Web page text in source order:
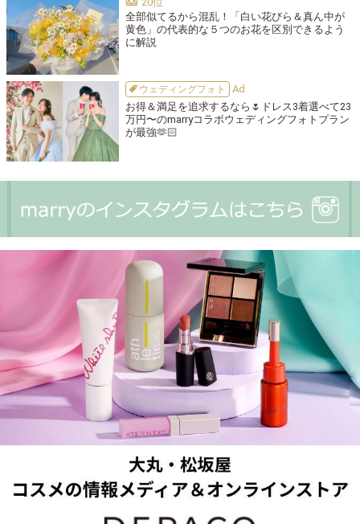
全部似てるから混乱！「白い花びら＆真ん中が
黄色」の代表的な５つのお花を区別できるよう
に解説
ウェディングフォト
お得＆満足を追求するなら🌷ドレス3着選べて23
万円〜のmarryコラボウェディングフォトプラン
が最強🫶🏻